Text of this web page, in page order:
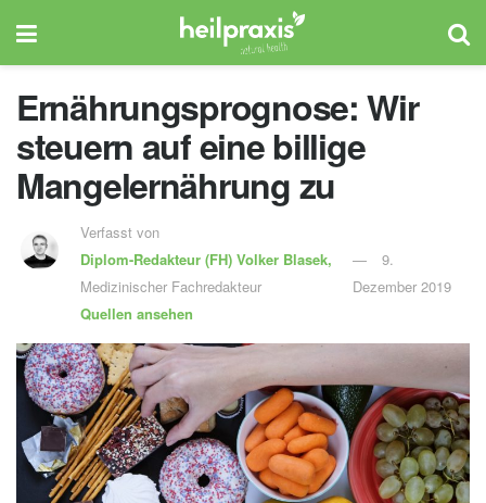
Ernährungsprognose: Wir
steuern auf eine billige
Mangelernährung zu
Verfasst von
Diplom-Redakteur (FH) Volker Blasek,
Medizinischer Fachredakteur
Quellen ansehen
9.
Dezember 2019